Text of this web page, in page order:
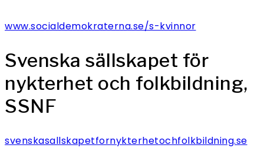
www.socialdemokraterna.se/s-kvinnor
Svenska sällskapet för
nykterhet och folkbildning,
SSNF
svenskasallskapetfornykterhetochfolkbildning.se